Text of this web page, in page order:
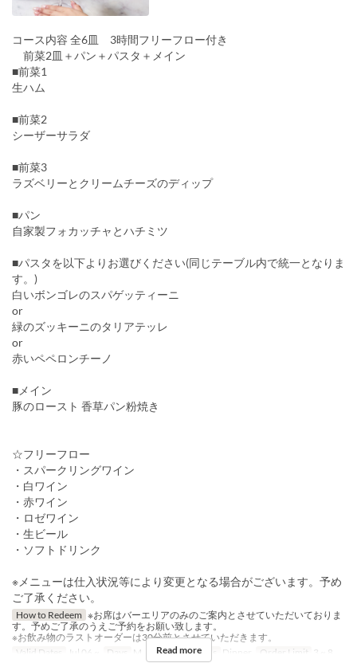
コース内容 全6皿 3時間フリーフロー付き
前菜2皿＋パン＋パスタ＋メイン
■前菜1
生ハム
■前菜2
シーザーサラダ
■前菜3
ラズベリーとクリームチーズのディップ
■パン
自家製フォカッチャとハチミツ
■パスタを以下よりお選びください(同じテーブル内で統一となりま
す。)
白いボンゴレのスパゲッティーニ
or
緑のズッキーニのタリアテッレ
or
赤いペペロンチーノ
■メイン
豚のロースト 香草パン粉焼き
☆フリーフロー
・スパークリングワイン
・白ワイン
・赤ワイン
・ロゼワイン
・生ビール
・ソフトドリンク
※メニューは仕入状況等により変更となる場合がございます。予め
ご了承ください。
How to Redeem ※お席はバーエリアのみのご案内とさせていただいておりま
す。予めご了承のうえご予約をお願い致します。
※お飲み物のラストオーダーは30分前とさせていただきます。
Valid Dates
Jul 06 ~ Days M, Tu, W, Th Meals Dinner Order Limit 3 ~ 8
Read more